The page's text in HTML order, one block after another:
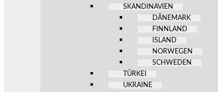
SKANDINAVIEN
DÄNEMARK
FINNLAND
ISLAND
NORWEGEN
SCHWEDEN
TÜRKEI
UKRAINE